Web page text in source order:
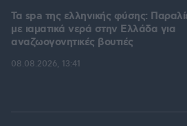
Τα spa της ελληνικής φύσης:
με ιαματικά νερά στην Ελλάδα για
αναζωογονητικές βουτιές
08.08.2026, 13:41